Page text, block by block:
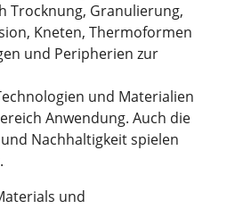
Trocknung, Granulierung,
Kneten, Thermoformen
und Peripherien zur
und Materialien
Anwendung. Auch die
Nachhaltigkeit spielen
und